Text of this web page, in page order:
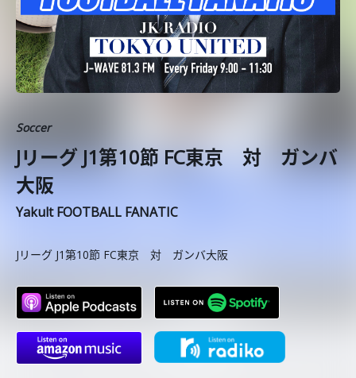
Soccer
Jリーグ J1第10節 FC東京 対 ガンバ
大阪
Yakult FOOTBALL FANATIC
Jリーグ J1第10節 FC東京 対 ガンバ大阪